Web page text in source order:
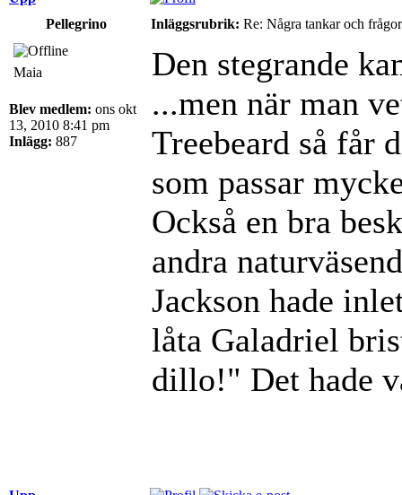
Pellegrino
Inläggsrubrik: Re: Några tankar och
Maia
Blev medlem: ons okt
13, 2010 8:41 pm
Inlägg: 887
Den stegrande
...men när man
Treebeard så får
som passar
Också en bra
andra
Jackson hade
låta Galadriel
dillo!" Det hade